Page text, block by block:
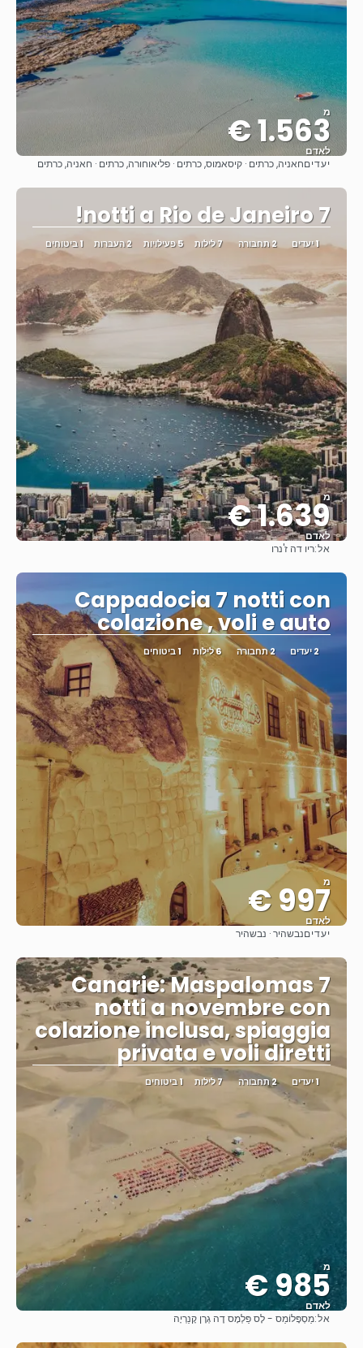
מ
1.563 €
לאדם
ראה
יעדיםחאניה, כרתים · קיסאמוס, כרתים · פליאוחורה, כרתים · חאניה, כרתים
7 notti a Rio de Janeiro!
1 יעדים 2 תחבורה 7 לילות 5 פעילויות 2 העברות 1 ביטוחים
מ
1.639 €
לאדם
אל:ריו דה ז'נרו
Cappadocia 7 notti con
colazione , voli e auto
2 יעדים 2 תחבורה 6 לילות 1 ביטוחים
מ
997 €
לאדם
יעדיםנבשהיר · נבשהיר
Canarie: Maspalomas 7
notti a novembre con
colazione inclusa, spiaggia
privata e voli diretti
1 יעדים 2 תחבורה 7 לילות 1 ביטוחים
מ
985 €
לאדם
ראה
אל:מַסְפָּלוֹמַס - לָס פַּלְמָס דֶה גְרָן קָנַרְיָה